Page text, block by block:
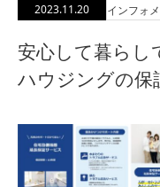
2023.11.20 インフォ
安心して暮らし
ハウジングの保